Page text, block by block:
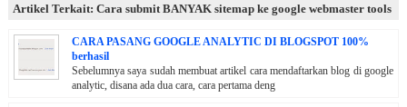
Artikel Terkait: Cara submit BANYAK sitemap ke google webmaster tools
CARA PASANG GOOGLE ANALYTIC DI BLOGSPOT 100%
berhasil
Sebelumnya saya sudah membuat artikel cara mendaftarkan blog di google
analytic, disana ada dua cara, cara pertama deng